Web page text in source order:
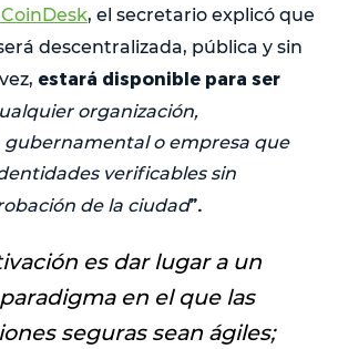
CoinDesk, el secretario explicó que
descentralizada, pública y sin
estará disponible para ser
organización,
o empresa que
verificables sin
de la ciudad”.
es dar lugar a un
en el que las
seguras sean ágiles;